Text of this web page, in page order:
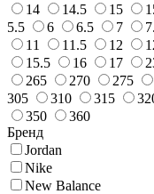
14
14.5 15
5.5
6 6.5 7
11
11.5 12
15.5
16 17
265
270 275
305
310 315
350
360
Бренд
Jordan
Nike
New Balance